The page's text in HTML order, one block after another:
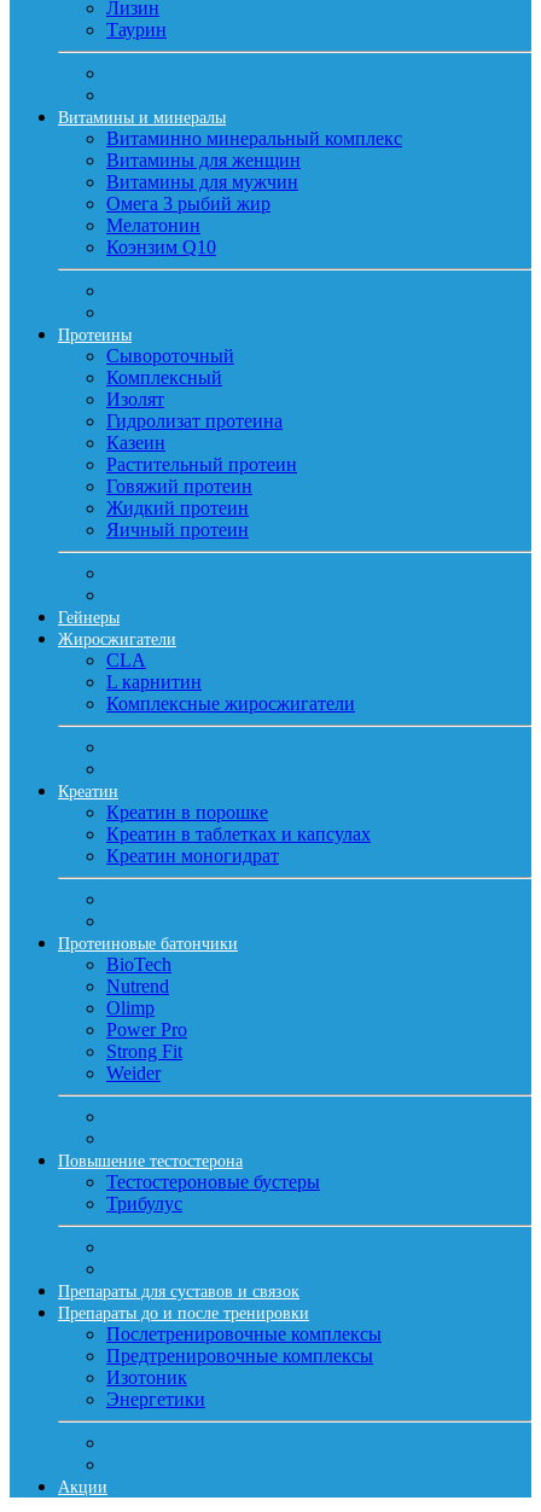
Лизин
Таурин
Витамины и минералы
Витаминно минеральный комплекс
Витамины для женщин
Витамины для мужчин
Омега 3 рыбий жир
Мелатонин
Коэнзим Q10
Протеины
Сывороточный
Комплексный
Изолят
Гидролизат протеина
Казеин
Растительный протеин
Говяжий протеин
Жидкий протеин
Яичный протеин
Гейнеры
Жиросжигатели
CLA
L карнитин
Комплексные жиросжигатели
Креатин
Креатин в порошке
Креатин в таблетках и капсулах
Креатин моногидрат
Протеиновые батончики
BioTech
Nutrend
Olimp
Power Pro
Strong Fit
Weider
Повышение тестостерона
Тестостероновые бустеры
Трибулус
Препараты для суставов и связок
Препараты до и после тренировки
Послетренировочные комплексы
Предтренировочные комплексы
Изотоник
Энергетики
Акции